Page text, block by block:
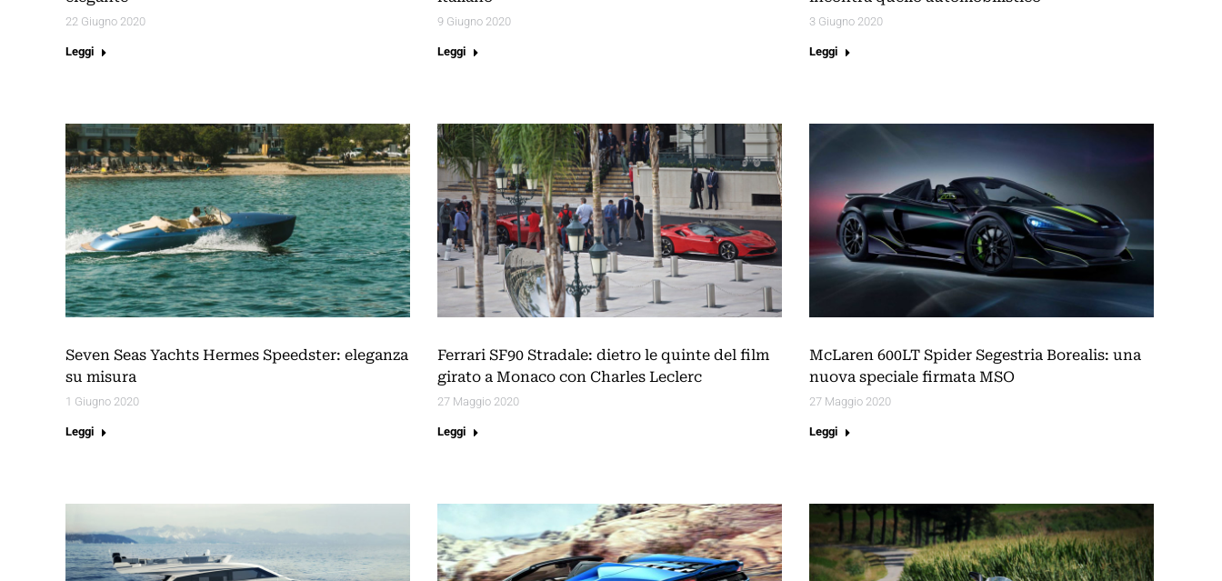
22 Giugno 2020
Leggi
9 Giugno 2020
Leggi
3 Giugno 2020
Leggi
Seven Seas Yachts Hermes Speedster: eleganza
su misura
1 Giugno 2020
Leggi
Ferrari SF90 Stradale: dietro le quinte del film
girato a Monaco con Charles Leclerc
27 Maggio 2020
Leggi
McLaren 600LT Spider Segestria Borealis: una
nuova speciale firmata MSO
27 Maggio 2020
Leggi